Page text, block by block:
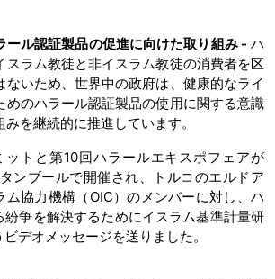
ール認証製品の促進に向けた取り組み - ハ
スラム教徒と非イスラム教徒の消費者を区
ないため、世界中の政府は、健康的なライ
めのハラール認証製品の使用に関する意識
を継続的に推進しています。
トと第10回ハラールエキスポフェアが
ンブールで開催され、トルコのエルドア
ム協力機構（OIC）のメンバーに対し、ハ
紛争を解決するためにイスラム基準計量研
デオメッセージを送りました。